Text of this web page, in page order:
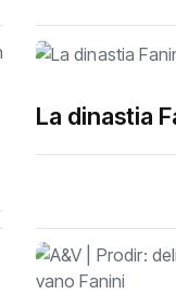
La dinastia